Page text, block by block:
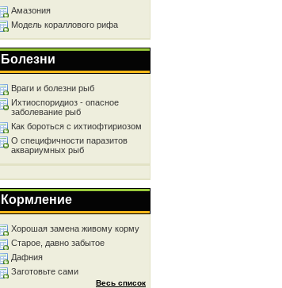
Амазония
Модель кораллового рифа
Болезни
Враги и болезни рыб
Ихтиоспоридиоз - опасное
заболевание рыб
Как бороться с ихтиофтириозом
О специфичности паразитов
аквариумных рыб
Кормление
Хорошая замена живому корму
Старое, давно забытое
Дафния
Заготовьте сами
Весь список